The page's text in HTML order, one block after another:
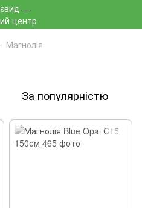
Магнолія
За популярністю